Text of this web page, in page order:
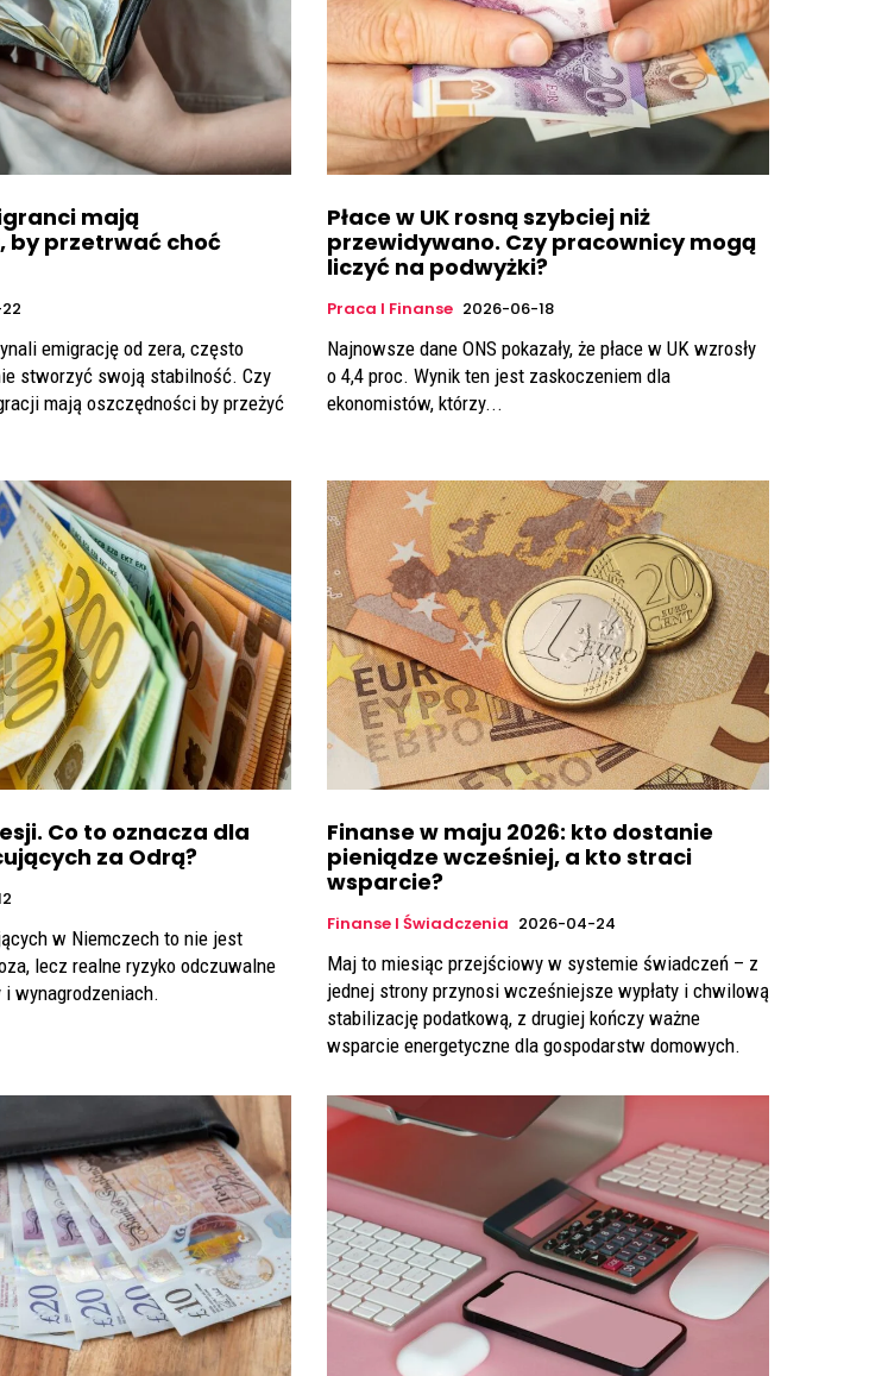
mają
by przetrwać choć
emigrację od zera, często
stworzyć swoją stabilność. Czy
mają oszczędności by przeżyć
Płace w UK rosną szybciej niż
przewidywano. Czy pracownicy mogą
liczyć na podwyżki?
Praca I Finanse 2026-06-18
Najnowsze dane ONS pokazały, że płace w UK wzrosły
o 4,4 proc. Wynik ten jest zaskoczeniem dla
ekonomistów, którzy...
Co to oznacza dla
za Odrą?
w Niemczech to nie jest
lecz realne ryzyko odczuwalne
wynagrodzeniach.
Finanse w maju 2026: kto dostanie
pieniądze wcześniej, a kto straci
wsparcie?
Finanse I Świadczenia 2026-04-24
Maj to miesiąc przejściowy w systemie świadczeń – z
jednej strony przynosi wcześniejsze wypłaty i chwilową
stabilizację podatkową, z drugiej kończy ważne
wsparcie energetyczne dla gospodarstw domowych.